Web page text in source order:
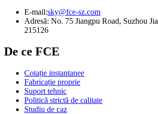
E-mail:sky@fce-sz.com
Adresă: No. 75 Jiangpu Road, Suzhou
215126
De ce FCE
Cotație instantanee
Fabricație proprie
Suport tehnic
Politică strictă de calitate
Studiu de caz